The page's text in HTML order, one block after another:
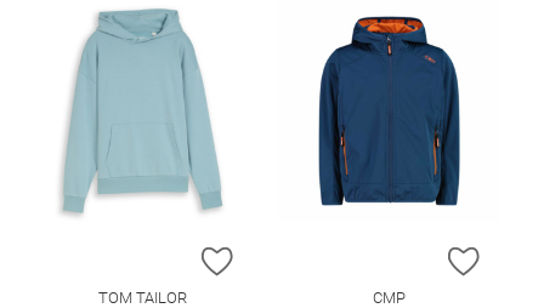
ZUR WUNSCHLISTE HINZUFÜGEN
TOM TAILOR
ZUR
CMP